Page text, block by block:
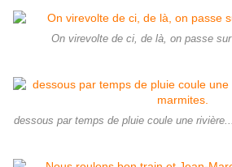
On virevolte de ci, de là, on passe
dessous par temps de pluie coule une